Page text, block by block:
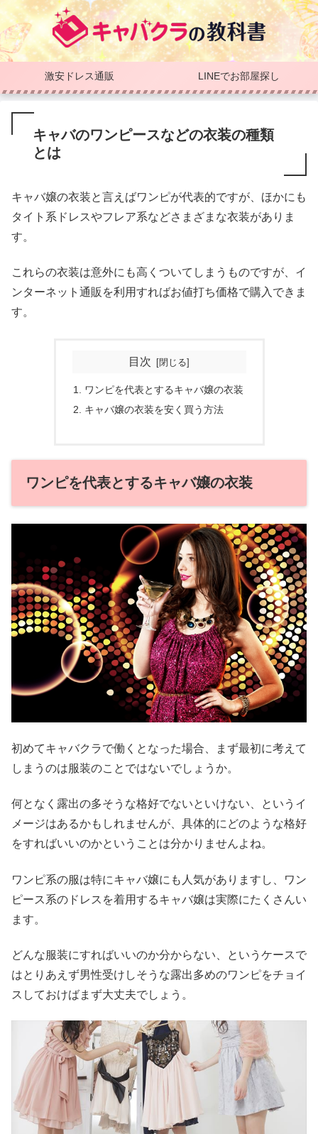
激安ドレス通販 LINEでお部屋探し
キャバのワンピースなどの衣装の種類
とは
キャバ嬢の衣装と言えばワンピが代表的ですが、ほかにも
タイト系ドレスやフレア系などさまざまな衣装がありま
す。
これらの衣装は意外にも高くついてしまうものですが、イ
ンターネット通販を利用すればお値打ち価格で購入できま
す。
目次
ワンピを代表とするキャバ嬢の衣装
キャバ嬢の衣装を安く買う方法
ワンピを代表とするキャバ嬢の衣装
初めてキャバクラで働くとなった場合、まず最初に考えて
しまうのは服装のことではないでしょうか。
何となく露出の多そうな格好でないといけない、というイ
メージはあるかもしれませんが、具体的にどのような格好
をすればいいのかということは分かりませんよね。
ワンピ系の服は特にキャバ嬢にも人気がありますし、ワン
ピース系のドレスを着用するキャバ嬢は実際にたくさんい
ます。
どんな服装にすればいいのか分からない、というケースで
はとりあえず男性受けしそうな露出多めのワンピをチョイ
スしておけばまず大丈夫でしょう。